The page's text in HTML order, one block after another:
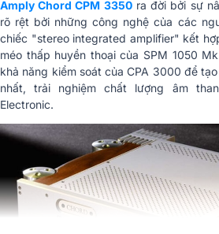
Amply Chord CPM 3350ra đời bởi sự
rõ rệt bởi những công nghệ của các
chiếc "stereo integrated amplifier" kết
méo thấp huyền thoại của SPM 1050
khả năng kiểm soát của CPA 3000 để
nhất, trải nghiệm chất lượng âm
Electronic.